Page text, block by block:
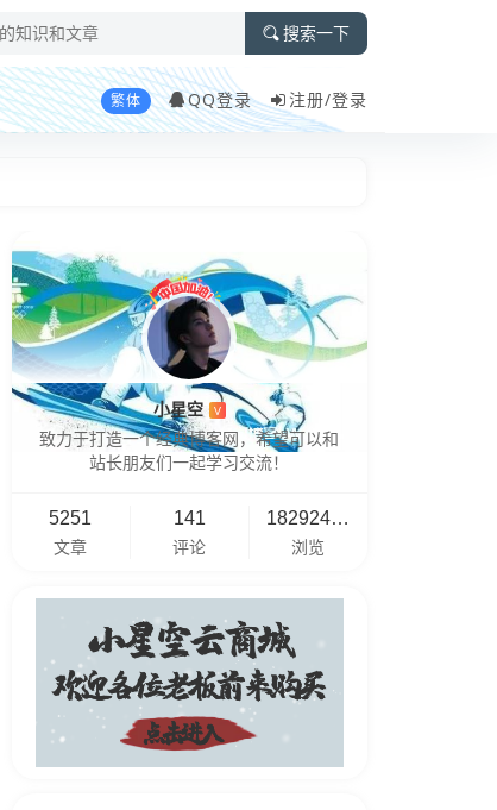
搜索一下
繁体 QQ登录 注册/登录
小星空 V
致力于打造一个经典博客网，希望可以和
站长朋友们一起学习交流！
5251
文章
141
评论
18292461
浏览